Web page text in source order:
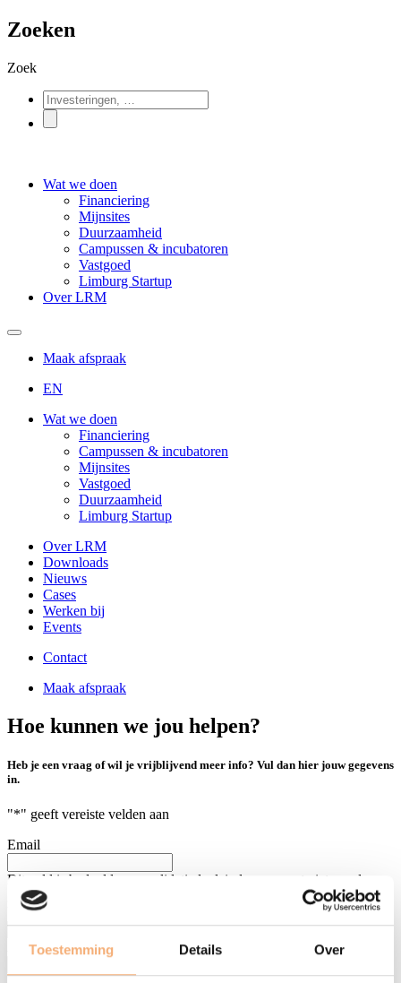
Toestemming Details Over
Zoeken
Zoek
Wat we doen
Financiering
Mijnsites
Duurzaamheid
Campussen & incubatoren
Vastgoed
Limburg Startup
Over LRM
Maak afspraak
EN
Wat we doen
Financiering
Campussen & incubatoren
Mijnsites
Vastgoed
Duurzaamheid
Limburg Startup
Over LRM
Downloads
Nieuws
Cases
Werken bij
Events
Contact
Maak afspraak
Hoe kunnen we jou helpen?
Heb je een vraag of wil je vrijblijvend meer info? Vul dan hier jouw gegevens
in.
"*" geeft vereiste velden aan
Email
Dit veld is bedoeld voor validatiedoeleinden en moet niet worden
gewijzigd.
Voornaam
Achternaam*